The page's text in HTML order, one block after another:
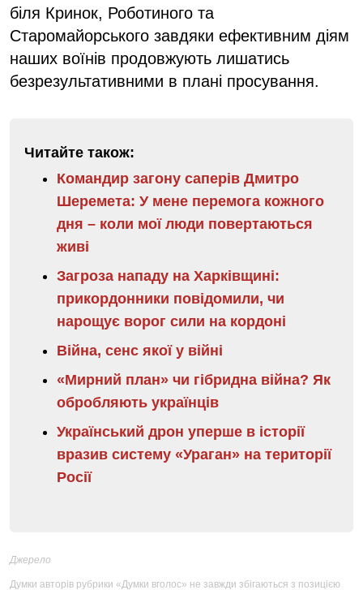
біля Кринок, Роботиного та
Старомайорського завдяки ефективним діям
наших воїнів продовжують лишатись
безрезультативними в плані просування.
Читайте також:
Командир загону саперів Дмитро
Шеремета: У мене перемога кожного
дня – коли мої люди повертаються
живі
Загроза нападу на Харківщині:
прикордонники повідомили, чи
нарощує ворог сили на кордоні
Війна, сенс якої у війні
«Мирний план» чи гібридна війна? Як
обробляють українців
Український дрон уперше в історії
вразив систему «Ураган» на території
Росії
Джерело
Думки авторів рубрики «Думки вголос» не завжди збігаються з позицією